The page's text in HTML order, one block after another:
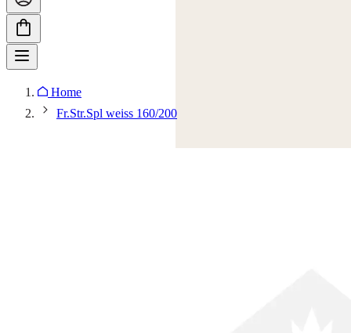
Home
Fr.Str.Spl weiss 160/200